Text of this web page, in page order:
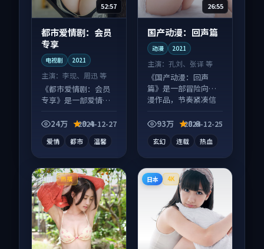
52:57
都市爱情剧：会员
专享
电视剧 2021
主演： 李现、周迅 等
《都市爱情剧：会员
专享》是一部爱情向
感在线，配乐与镜头
24万 9.4
2024-12-27
爱情 都市 温馨
26:55
国产动漫：回声篇
动漫 2021
主演：孔刘、张译 等
《国产动漫：回声
篇》是一部冒险向动
漫作品，节奏紧凑信
追看。
93万 8.6
2024-12-25
玄幻 连载 热血
中国 热播 日本 4K